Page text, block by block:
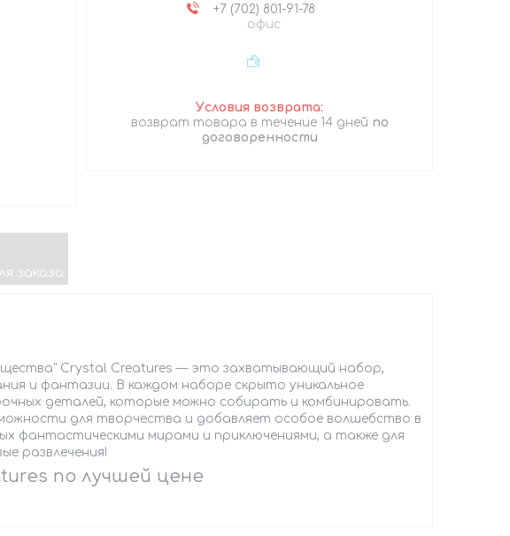
+7 (702) 801-91-78
офис
возврат товара в течение 14 дней по
договоренности
заказа
Crystal Creatures — это захватывающий набор,
и фантазии. В каждом наборе скрыто уникальное
деталей, которые можно собирать и комбинировать.
для творчества и добавляет особое волшебство в
фантастическими мирами и приключениями, а также для
развлечения!
по лучшей цене